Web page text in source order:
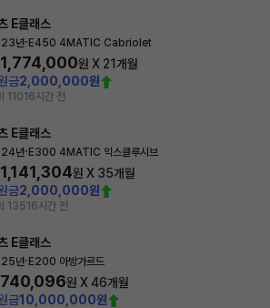
E클래스
년· E450 4MATIC Cabriolet
1,774,000원 X 21개월
금2,000,000원
11016시간 전
E클래스
년· E300 4MATIC 익스클루시브
1,141,304원 X 35개월
금2,000,000원
13516시간 전
E클래스
년· E200 아방가르드
740,096원 X46개월
금10,000,000원